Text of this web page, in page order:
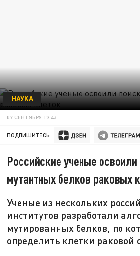
НАУКА
07 СЕНТЯБРЯ 19:43
ПОДПИШИТЕСЬ:
Российские ученые освоили
мутантных белков раковых
Ученые из нескольких
институтов разработали
мутированных белков, по
определить клетки раковой